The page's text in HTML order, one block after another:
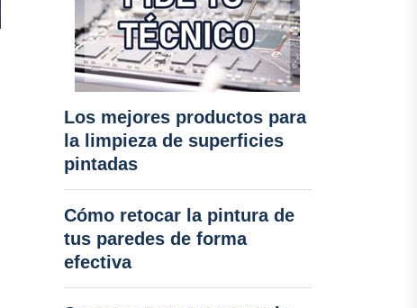
Los mejores productos para
la limpieza de superficies
pintadas
Cómo retocar la pintura de
tus paredes de forma
efectiva